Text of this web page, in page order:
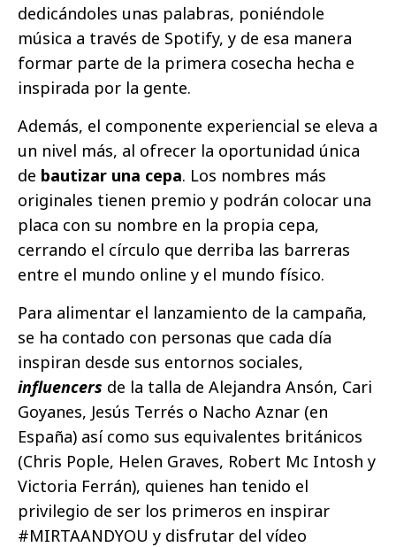
dedicándoles unas palabras, poniéndole
música a través de Spotify, y de esa manera
formar parte de la primera cosecha hecha e
inspirada por la gente.
Además, el componente experiencial se eleva a
un nivel más, al ofrecer la oportunidad única
de bautizar una cepa. Los nombres más
originales tienen premio y podrán colocar una
placa con su nombre en la propia cepa,
cerrando el círculo que derriba las barreras
entre el mundo online y el mundo físico.
Para alimentar el lanzamiento de la campaña,
se ha contado con personas que cada día
inspiran desde sus entornos sociales,
influencers de la talla de Alejandra Ansón, Cari
Goyanes, Jesús Terrés o Nacho Aznar (en
España) así como sus equivalentes británicos
(Chris Pople, Helen Graves, Robert Mc Intosh y
Victoria Ferrán), quienes han tenido el
privilegio de ser los primeros en inspirar
#MIRTAANDYOU y disfrutar del vídeo